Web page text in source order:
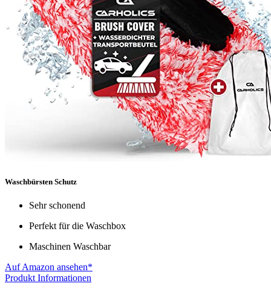
Waschbürsten Schutz
Sehr schonend
Perfekt für die Waschbox
Maschinen Waschbar
Auf Amazon ansehen*
Produkt Informationen